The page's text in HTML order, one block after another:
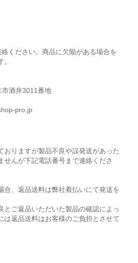
ください。商品に欠陥がある場合を
酒井3011番地
pro.jp
おりますが製品不良や誤発送があった
せんが下記電話番号まで連絡くださ
合、返品送料は弊社着払いにて発送を
とご返品いただいた製品の確認によっ
は返品送料はお客様のご負担とさせて